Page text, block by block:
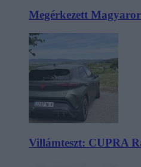
Megérkezett
Villámteszt: CUPRA